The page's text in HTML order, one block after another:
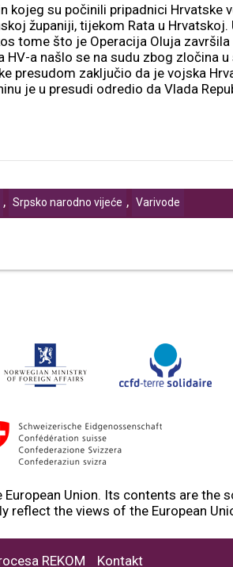
kojeg su počinili pripadnici Hrvatske
županiji, tijekom Rata u
tome što je Operacija Oluja
a našlo se na sudu zbog zločina
presudom zaključio da je vojska
je u presudi odredio da Vlada
, Srpsko narodno vijeće , Varivode
Union. Its contents are the
reflect the views of the European
REKOM Kontakt